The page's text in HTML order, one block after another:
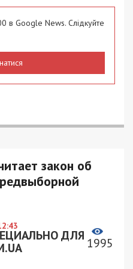
в Google News. Слідкуйте
закон об
ДЛЯ 1995